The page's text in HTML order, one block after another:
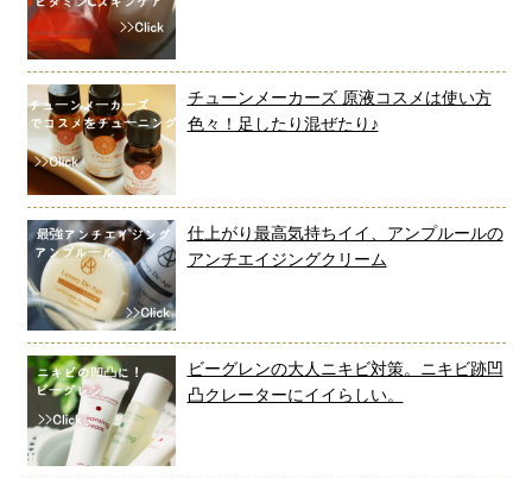
チューンメーカーズ 原液コスメは使い方
色々！足したり混ぜたり♪
仕上がり最高気持ちイイ、アンプルールの
アンチエイジングクリーム
ビーグレンの大人ニキビ対策。ニキビ跡凹
凸クレーターにイイらしい。